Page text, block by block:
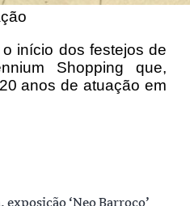
início dos festejos de
Shopping que,
anos de atuação em
exposição ‘Neo Barroco’